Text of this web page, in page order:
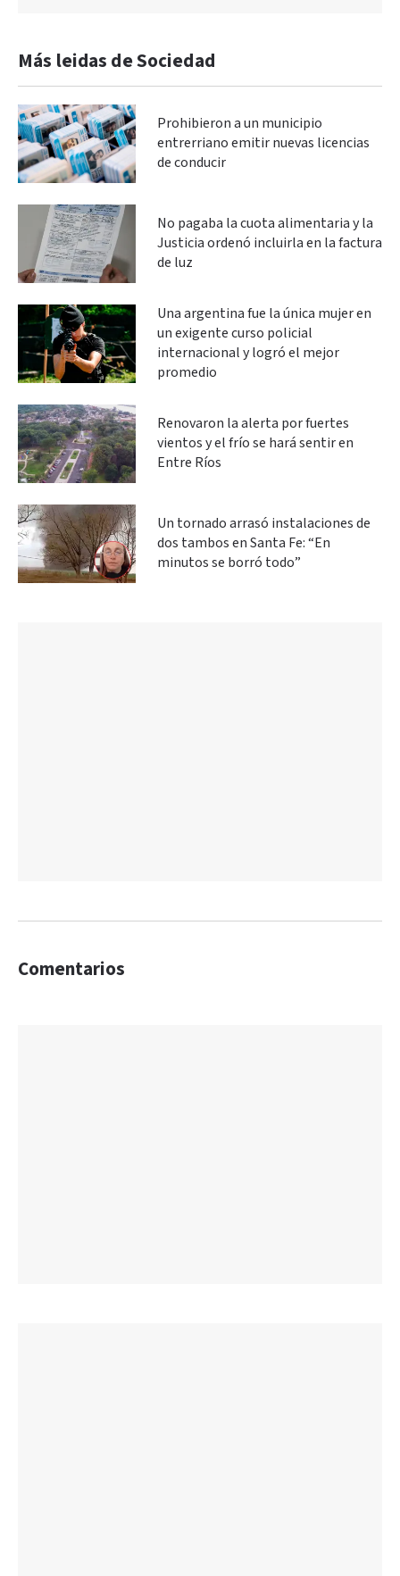
Más leidas de Sociedad
Prohibieron a un municipio
entrerriano emitir nuevas licencias
de conducir
No pagaba la cuota alimentaria y la
Justicia ordenó incluirla en la factura
de luz
Una argentina fue la única mujer en
un exigente curso policial
internacional y logró el mejor
promedio
Renovaron la alerta por fuertes
vientos y el frío se hará sentir en
Entre Ríos
Un tornado arrasó instalaciones de
dos tambos en Santa Fe: “En
minutos se borró todo”
Comentarios